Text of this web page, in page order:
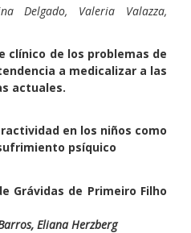
Delgado, Valeria Valazza,
clínico de los problemas de
a medicalizar a las
actuales.
en los niños como
psíquico
Grávidas de Primeiro Filho
Eliana Herzberg